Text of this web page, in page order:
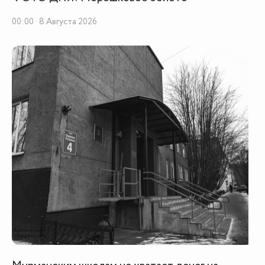
00:00 · 8 Августа 2026
00:00
грузооборот почти в 3 раза
20:13
В Долине Уюта провели пресс-конференцию,
посвященную всероссийским соревнованиям по
велосипедному спорту
19:29
Седьмая экспедиция «Росатома» «Ледокол знаний»
вернётся в Мурманск 13 августа
В Мурманской области увеличили возраст
бесплатного посещения «Сопок. Спорт» до 45 лет